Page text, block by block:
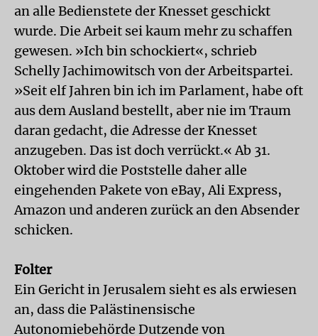
an alle Bedienstete der Knesset geschickt
wurde. Die Arbeit sei kaum mehr zu schaffen
gewesen. »Ich bin schockiert«, schrieb
Schelly Jachimowitsch von der Arbeitspartei.
»Seit elf Jahren bin ich im Parlament, habe oft
aus dem Ausland bestellt, aber nie im Traum
daran gedacht, die Adresse der Knesset
anzugeben. Das ist doch verrückt.« Ab 31.
Oktober wird die Poststelle daher alle
eingehenden Pakete von eBay, Ali Express,
Amazon und anderen zurück an den Absender
schicken.
Folter
Ein Gericht in Jerusalem sieht es als erwiesen
an, dass die Palästinensische
Autonomiebehörde Dutzende von